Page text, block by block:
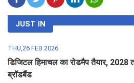
JUST IN
THU,26 FEB 2026
डिजिटल हिमाचल का रोडमैप तैयार, 2028
ब्रॉडबैंड